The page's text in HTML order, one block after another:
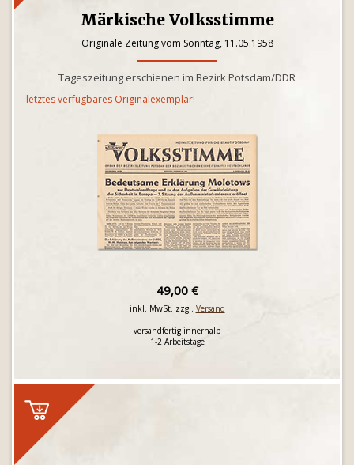
Märkische Volksstimme
Originale Zeitung vom Sonntag, 11.05.1958
Tageszeitung erschienen im Bezirk Potsdam/DDR
letztes verfügbares Originalexemplar!
49,00 €
inkl. MwSt. zzgl. Versand
versandfertig innerhalb
1-2 Arbeitstage